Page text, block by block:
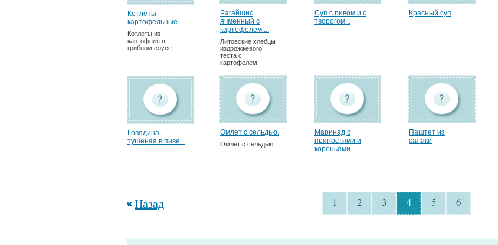
Котлеты
картофельные...
Котлеты из
картофеля в
грибном соусе.
Рагайшис
ячменный с
картофелем....
Литовские хлебцы
издрожжевого
теста с
картофелем.
Суп с пивом и с
творогом...
Красный суп
Говядина,
тушеная в пиве...
Омлет с сельдью.
Омлет с сельдью.
Маринад с
пряностями и
кореньями...
Паштет из
салаки
Назад 1 2 3 4 5 6